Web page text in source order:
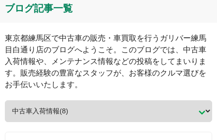
ブログ記事一覧
東京都練馬区で中古車の販売・車買取を行う ガリバー練馬
目白通り店のブログへようこそ。このブログでは、中古車
入荷情報や、メンテナンス情報などの投稿をしてまいりま
す。販売経験の豊富なスタッフが、お客様のクルマ選びを
お手伝いいたします。